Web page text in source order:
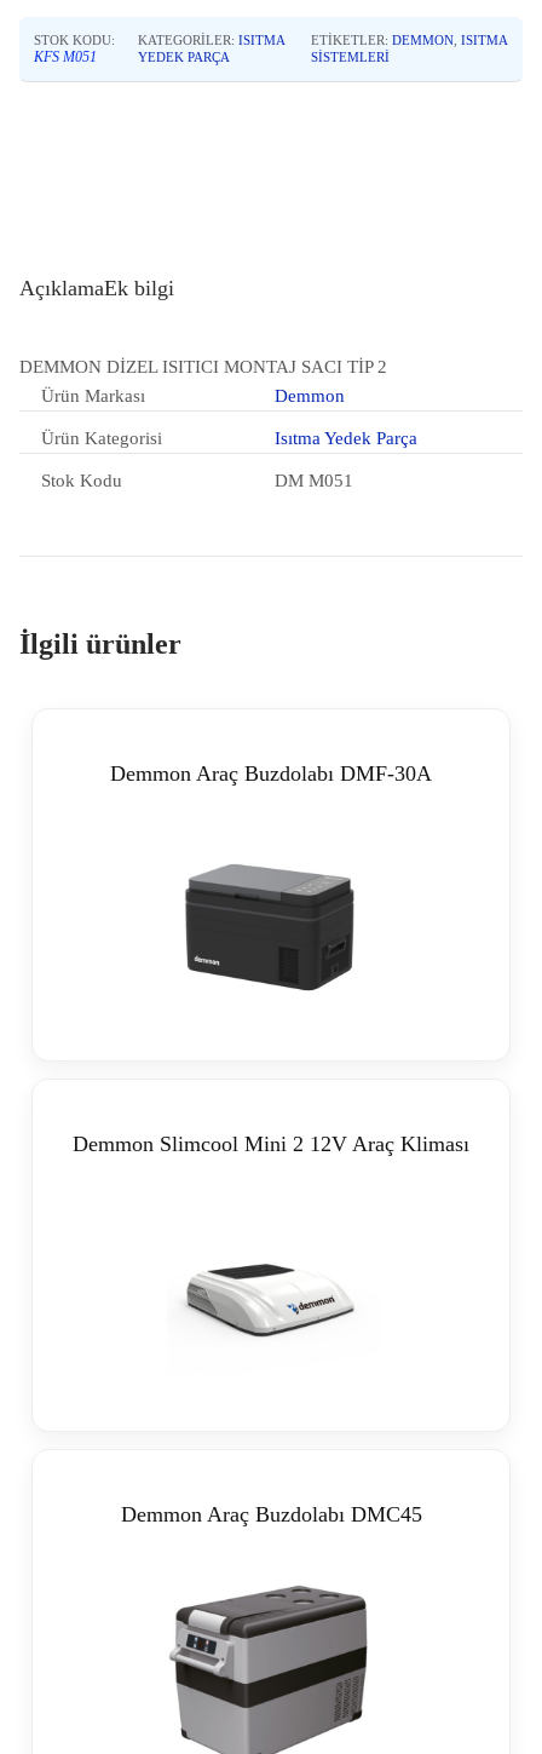
STOK KODU:
KFS M051
KATEGORILER:ISITMA
YEDEK PARÇA
ETIKETLER: DEMMON, ISITMA
SISTEMLERI
AçıklamaEk bilgi
DEMMON DİZEL ISITICI MONTAJ SACI TİP 2
Ürün Markası
Demmon
Ürün Kategorisi Isıtma Yedek Parça
Stok Kodu DM M051
İlgili ürünler
Demmon Araç Buzdolabı DMF-30A
Demmon Slimcool Mini 2 12V Araç Kliması
Demmon Araç Buzdolabı DMC45